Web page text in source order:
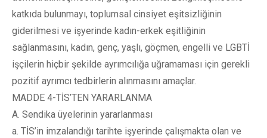
katkıda bulunmayı, toplumsal cinsiyet eşitsizliğinin
giderilmesi ve işyerinde kadın-erkek eşitliğinin
sağlanmasını, kadın, genç, yaşlı, göçmen, engelli ve LGBTİ
işçilerin hiçbir şekilde ayrımcılığa uğramaması için gerekli
pozitif ayrımcı tedbirlerin alınmasını amaçlar.
MADDE 4-TİS’TEN YARARLANMA
A. Sendika üyelerinin yararlanması
a. TİS’in imzalandığı tarihte işyerinde çalışmakta olan ve